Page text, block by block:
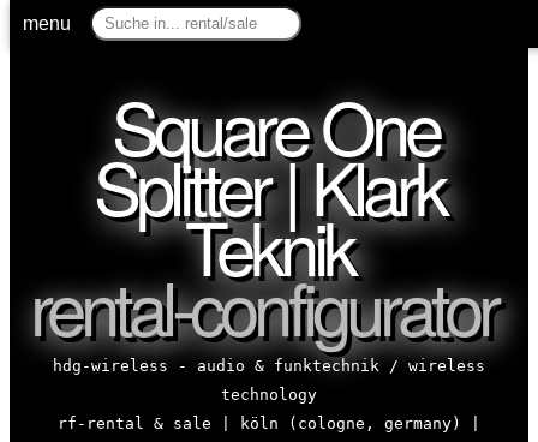
menu
Square One
Splitter | Klark
Teknik
rental-configurator
hdg-wireless - audio & funktechnik / wireless
technology
rf-rental & sale | köln (cologne, germany) |